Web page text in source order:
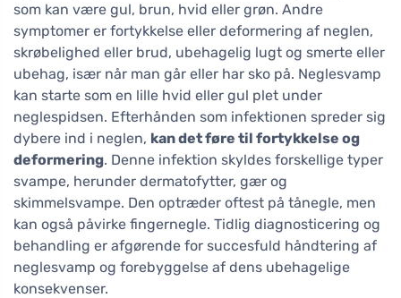
som kan være gul, brun, hvid eller grøn. Andre
symptomer er fortykkelse eller deformering af neglen,
skrøbelighed eller brud, ubehagelig lugt og smerte eller
ubehag, især når man går eller har sko på. Neglesvamp
kan starte som en lille hvid eller gul plet under
neglespidsen. Efterhånden som infektionen spreder sig
dybere ind i neglen, kan det føre til fortykkelse og
deformering. Denne infektion skyldes forskellige typer
svampe, herunder dermatofytter, gær og
skimmelsvampe. Den optræder oftest på tånegle, men
kan også påvirke fingernegle. Tidlig diagnosticering og
behandling er afgørende for succesfuld håndtering af
neglesvamp og forebyggelse af dens ubehagelige
konsekvenser.